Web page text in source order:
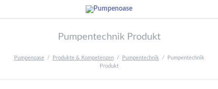
Pumpentechnik Produkt
Pumpenoase Produkte & Kompetenzen Pumpentechnik
Pumpentechnik
Produkt